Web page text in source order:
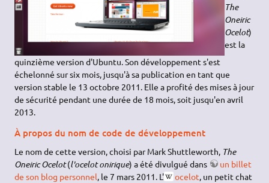
The
Oneiric
Ocelot)
est la
quinzième version d'Ubuntu. Son développement s'est
échelonné sur six mois, jusqu'à sa publication en tant que
version stable le 13 octobre 2011. Elle a profité des mises à jour
de sécurité pendant une durée de 18 mois, soit jusqu'en avril
2013.
À propos du nom de code de développement
Le nom de cette version, choisi par Mark Shuttleworth, The
Oneiric Ocelot(l'ocelot onirique) a été divulgué dans
un billet
de son blog personnel, le 7 mars 2011. L' ocelot, un petit chat